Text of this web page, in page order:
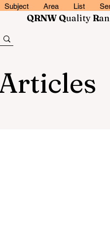
Subject Area List
QRNW QualityR